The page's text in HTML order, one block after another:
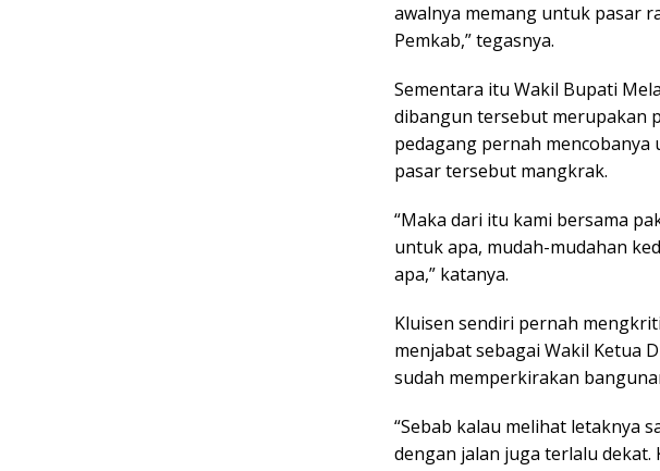
awalnya memang untuk pasar
Pemkab,” tegasnya.
Sementara itu Wakil Bupati
dibangun tersebut merupakan
pedagang pernah
pasar tersebut mangkrak.
“Maka dari itu kami bersama
untuk apa, mudah-mudahan
apa,” katanya.
Kluisen sendiri pernah
menjabat sebagai Wakil Ketua
sudah memperkirakan
“Sebab kalau melihat letaknya
dengan jalan juga terlalu dekat.